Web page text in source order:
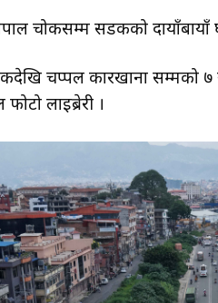
चोकसम्म सडकको
चप्पल कारखाना सम्मको
लाइब्रेरी ।